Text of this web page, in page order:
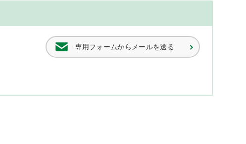
専用フォームからメールを送る